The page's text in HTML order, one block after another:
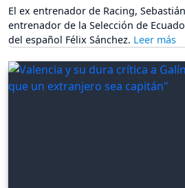
El ex entrenador de Racing,
entrenador de la Selección de
del español Félix Sánchez.